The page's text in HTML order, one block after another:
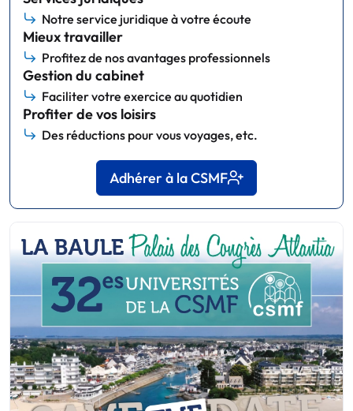
Notre service juridique à votre écoute
Mieux travailler
Profitez de nos avantages professionnels
Gestion du cabinet
Faciliter votre exercice au quotidien
Profiter de vos loisirs
Des réductions pour vous voyages, etc.
Adhérer à la CSMF